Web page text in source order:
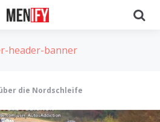
die Nordschleife